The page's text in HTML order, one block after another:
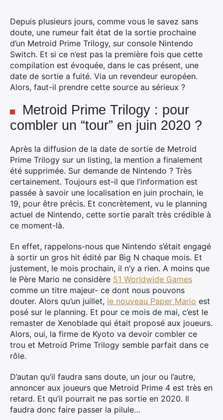
Depuis plusieurs jours, comme vous le savez sans
doute, une rumeur fait état de la sortie prochaine
d’un Metroid Prime Trilogy, sur console Nintendo
Switch. Et si ce n’est pas la première fois que cette
compilation est évoquée, dans le cas présent, une
date de sortie a fuité. Via un revendeur européen.
Alors, faut-il prendre cette source au sérieux ?
Metroid Prime Trilogy : pour
combler un “tour” en juin 2020 ?
Après la diffusion de la date de sortie de Metroid
Prime Trilogy sur un listing, la mention a finalement
été supprimée. Sur demande de Nintendo ? Très
certainement. Toujours est-il que l’information est
passée à savoir une localisation en juin prochain, le
19, pour être précis. Et concrètement, vu le planning
actuel de Nintendo, cette sortie paraît très crédible à
ce moment-là.
En effet, rappelons-nous que Nintendo s’était engagé
à sortir un gros hit édité par Big N chaque mois. Et
justement, le mois prochain, il n’y a rien. A moins que
le Père Mario ne considère 51 Worldwide Games
comme un titre majeur- ce dont nous pouvons
douter. Alors qu’un juillet, le nouveau Paper Mario est
posé sur le planning. Et pour ce mois de mai, c’est le
remaster de Xenoblade qui était proposé aux joueurs.
Alors, oui, la firme de Kyoto va devoir combler ce
trou et Metroid Prime Trilogy semble parfait dans ce
rôle.
D’autan qu’il faudra sans doute, un jour ou l’autre,
annoncer aux joueurs que Metroid Prime 4 est très en
retard. Et qu’il pourrait ne pas sortie en 2020. Il
faudra donc faire passer la pilule…